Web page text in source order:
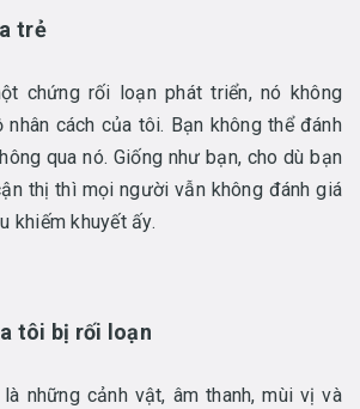
trẻ
chứng rối loạn phát triển, nó không
cách của tôi. Bạn không thể đánh
qua nó. Giống như bạn, cho dù bạn
thị thì mọi người vẫn không đánh giá
khiếm khuyết ấy.
tôi bị rối loạn
những cảnh vật, âm thanh, mùi vị và